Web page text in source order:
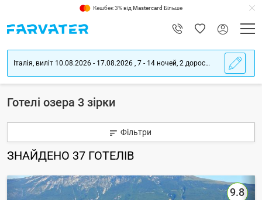
Кешбек 3% від Mastercard Більше
Італія, виліт 10.08.2026 - 17.08.2026 , 7 - 14 ночей, 2 дорослих
Готелі озера 3 зірки
Фільтри
ЗНАЙДЕНО 37 ГОТЕЛІВ
9.8